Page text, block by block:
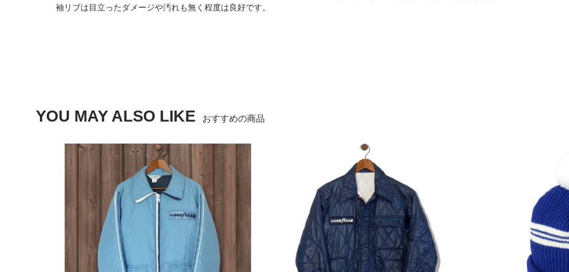
袖リブは目立ったダメージや汚れも無く程度は良好です。
YOU MAY ALSO LIKE おすすめの商品